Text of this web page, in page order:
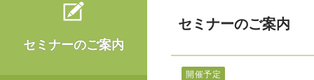
セミナーのご案内
セミナーのご案内
開催予定